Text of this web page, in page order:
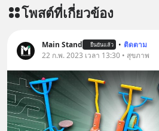
โพสต์ที่เกี่ยวข้อง
Main Stand ยืนยันแล้ว • ติดตาม
22 ก.พ. 2023 เวลา 13:30 • สุขภาพ